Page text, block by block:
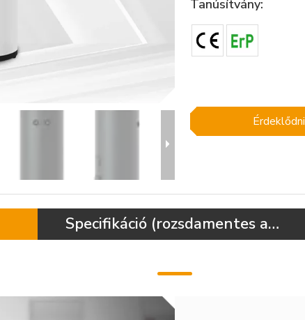
Tanúsítvány:
Érdeklődni
Specifikáció (rozsdamentes acél)